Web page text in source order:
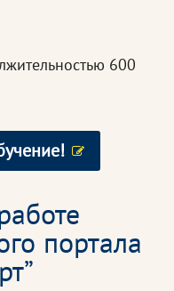
600
портала